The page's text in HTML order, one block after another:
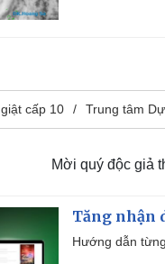
giật cấp 10 Trung tâm
Mời quý độc giả
Tăng nhận
Hướng dẫn